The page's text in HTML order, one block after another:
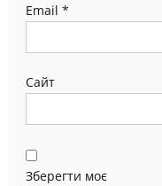
Email *
Сайт
Зберегти моє